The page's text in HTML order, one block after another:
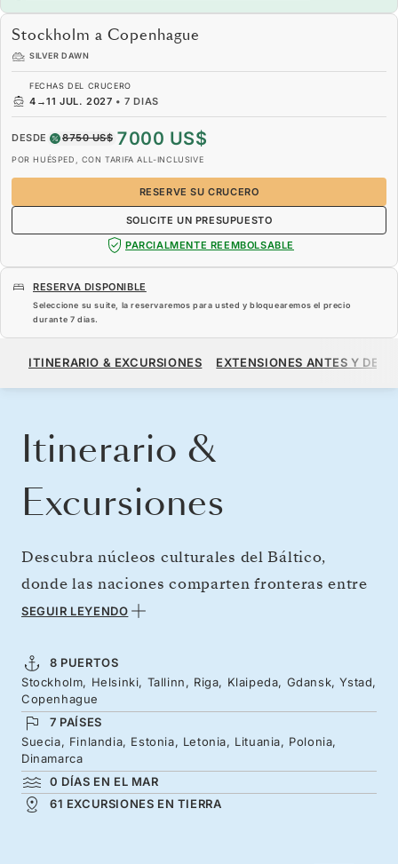
Stockholm a Copenhague
SILVER DAWN
FECHAS DEL CRUCERO
4 →11 JUL. 2027 •7 DIAS
DESDE 8750 US$ 7000 US$
POR HUÉSPED, CON TARIFA ALL-INCLUSIVE
RESERVE SU CRUCERO
SOLICITE UN PRESUPUESTO
PARCIALMENTE REEMBOLSABLE
RESERVA DISPONIBLE
Seleccione su suite, la reservaremos para usted y bloquearemos el precio
durante 7 dias.
7000 US$
ITINERARIO & EXCURSIONES EXTENSIONES ANTES Y
Itinerario &
Excursiones
Descubra núcleos culturales del Báltico,
donde las naciones comparten fronteras entre
sí, con una tradición de comercio, historia y
explorar cinco capitales únicas, desde
Copenhague a Tallin, y viajar por distintas islas
de camino a Estocolmo. Desde los tranquilos
pueblos pesqueros de Bornholm hasta el
extraordinario casco histórico de Tallin y la
arquitectura puntera de Finlandia, podrá
SEGUIR LEYENDO
8 PUERTOS
Stockholm, Helsinki, Tallinn, Riga, Klaipeda, Gdansk, Ystad,
Copenhague
7 PAÍSES
Suecia, Finlandia, Estonia, Letonia, Lituania, Polonia,
Dinamarca
0 DÍAS EN EL MAR
61 EXCURSIONES EN TIERRA